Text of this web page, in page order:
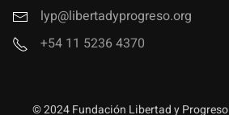
lyp@libertadyprogreso.org
+54 11 5236 4370
© 2024 Fundación Libertad y